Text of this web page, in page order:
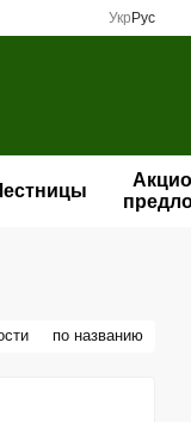
Укр Рус
по названию